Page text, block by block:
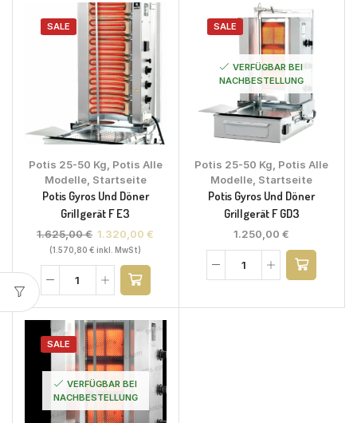
SALE
Potis 25-50 Kg Potis Alle
Modelle, Startseite
Potis Gyros Und Döner
Grillgerät F E3
1.625,00€ 1.320,00€
(1.570,80€ inkl. MwSt)
SALE
VERFÜGBAR BEI
NACHBESTELLUNG
Potis 25-50 Kg Potis Alle
Modelle Startseite
Potis Gyros Und Döner
Grillgerät F GD3
1.250,00€
SALE
VERFÜGBAR BEI
NACHBESTELLUNG